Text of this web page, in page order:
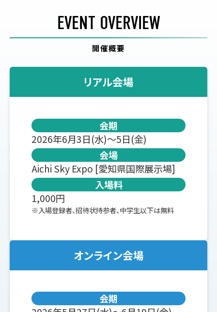
EVENT OVERVIEW
開催概要
リアル会場
会期
2026年6月3日(水)～5日(金)
会場
Aichi Sky Expo [愛知県国際展示場]
入場料
1,000円
※入場登録者、招待状持参者、中学生以下は無料
オンライン会場
会期